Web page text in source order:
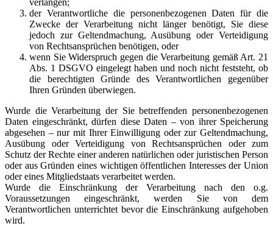
der Verantwortliche die personenbezogenen Daten für die
Zwecke der Verarbeitung nicht länger benötigt, Sie diese
jedoch zur Geltendmachung, Ausübung oder Verteidigung
von Rechtsansprüchen benötigen, oder
wenn Sie Widerspruch gegen die Verarbeitung gemäß Art. 21
Abs. 1 DSGVO eingelegt haben und noch nicht feststeht, ob
die berechtigten Gründe des Verantwortlichen gegenüber
Ihren Gründen überwiegen.
Wurde die Verarbeitung der Sie betreffenden personenbezogenen
Daten eingeschränkt, dürfen diese Daten – von ihrer Speicherung
abgesehen – nur mit Ihrer Einwilligung oder zur Geltendmachung,
Ausübung oder Verteidigung von Rechtsansprüchen oder zum
Schutz der Rechte einer anderen natürlichen oder juristischen Person
oder aus Gründen eines wichtigen öffentlichen Interesses der Union
oder eines Mitgliedstaats verarbeitet werden.
Wurde die Einschränkung der Verarbeitung nach den o.g.
Voraussetzungen eingeschränkt, werden Sie von dem
Verantwortlichen unterrichtet bevor die Einschränkung aufgehoben
wird.